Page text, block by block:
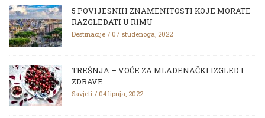
5 POVIJESNIH ZNAMENITOSTI KOJE MORATE
RAZGLEDATI U RIMU
Destinacije 07 studenoga, 2022
TREŠNJA – VOĆE ZA MLADENAČKI IZGLED I
ZDRAVE...
Savjeti 04 lipnja, 2022